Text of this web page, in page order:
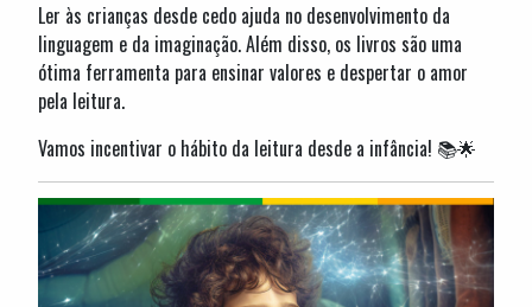
Ler às crianças desde cedo ajuda no desenvolvimento da
linguagem e da imaginação. Além disso, os livros são uma
ótima ferramenta para ensinar valores e despertar o amor
pela leitura.
Vamos incentivar o hábito da leitura desde a infância! 📚🌟